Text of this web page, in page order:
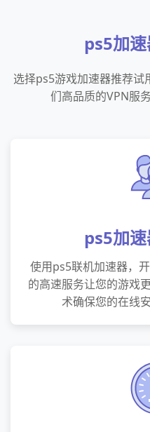
ps5加
选择ps5游戏加速器推荐试
们高品质的VPN服
ps5加
使用ps5联机加速器，
的高速服务让您的游戏
术确保您的在线